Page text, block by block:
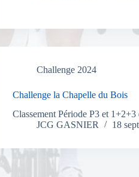
Challenge 2024
Challenge la Chapelle du Bois
Classement Période P3 et
JCG GASNIER
18